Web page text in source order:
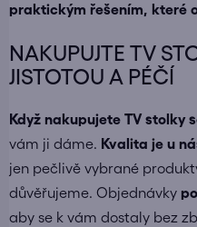
praktickým řešením, které
NAKUPUJTE TV
JISTOTOU A PÉČÍ
Když nakupujete TV stolky
vám ji dáme. Kvalita je u
jen pečlivě vybrané
důvěřujeme. Objednávky
aby se k vám dostaly bez